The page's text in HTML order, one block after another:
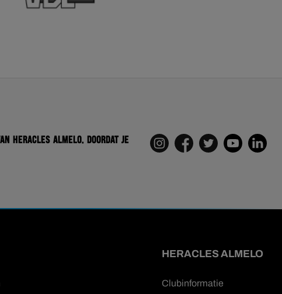
Heracles Almelo. Doordat je
HERACLES ALMELO
Clubinformatie